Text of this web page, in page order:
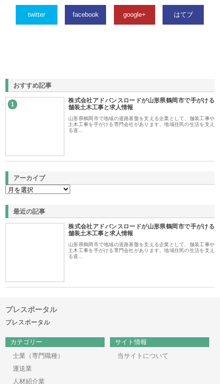
twitter facebook google+ はてブ
おすすめ記事
1
株式会社アドバンスロードが山形県鶴岡市で手がける
舗装土木工事と求人情報
山形県鶴岡市で地域の道路基盤を支える企業として、舗装工事や
土木工事を手がける専門会社があります。地域住民の生活を支え
る道…
アーカイブ
最近の記事
株式会社アドバンスロードが山形県鶴岡市で手がける
舗装土木工事と求人情報
山形県鶴岡市で地域の道路基盤を支える企業として、舗装工事や
土木工事を手がける専門会社があります。地域住民の生活を支え
る道…
プレスポータル
プレスポータル
カテゴリー
士業（専門職種）
運送業
人材紹介業
サイト情報
当サイトについて